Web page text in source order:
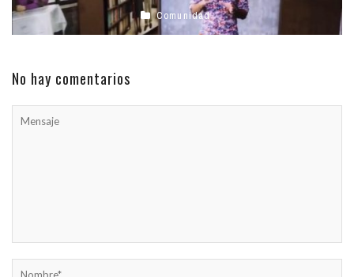
Comunidad
No hay comentarios